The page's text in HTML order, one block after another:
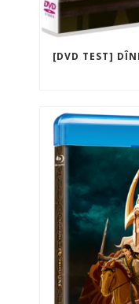
[DVD TEST]